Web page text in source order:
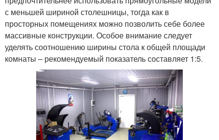
с меньшей шириной столешницы, тогда как в
просторных помещениях можно позволить себе более
массивные конструкции. Особое внимание следует
уделять соотношению ширины стола к общей площади
комнаты – рекомендуемый показатель составляет 1:5.